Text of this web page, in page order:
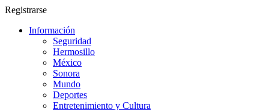
Registrarse
Información
Seguridad
Hermosillo
México
Sonora
Mundo
Deportes
Entretenimiento y Cultura